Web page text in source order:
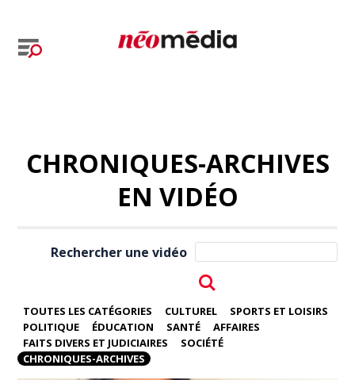
CHRONIQUES-ARCHIVES
EN VIDÉO
Rechercher une vidéo
TOUTES LES CATÉGORIES CULTUREL
SPORTS ET LOISIRS
POLITIQUE
ÉDUCATION SANTÉ
AFFAIRES
FAITS DIVERS ET JUDICIAIRES
SOCIÉTÉ
CHRONIQUES-ARCHIVES